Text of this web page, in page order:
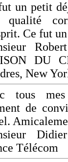
un petit
qualité
Ce fut
DU
New
tous
de
Télécom